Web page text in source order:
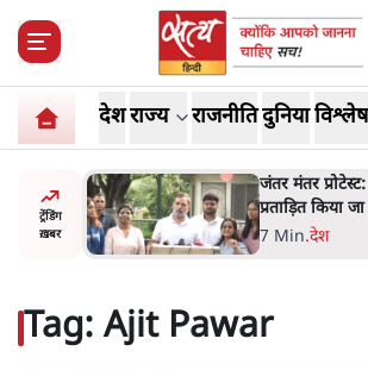
देशराज्य राजनीतिदुनिया
ट्रेंडिंग
ख़बर
पर मोदी-
पेंटर प्रशांत की
जंतर मंतर पर
6 लोग घायल हुए
6 Min.देश
Tag:Ajit Pawar